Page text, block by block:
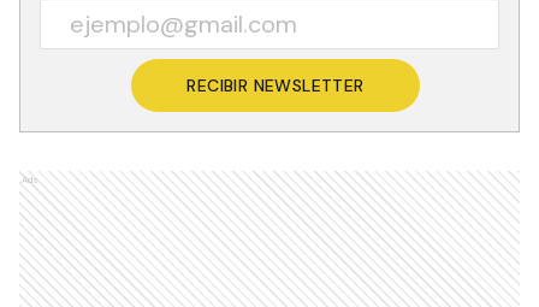
RECIBIR NEWSLETTER
Ads